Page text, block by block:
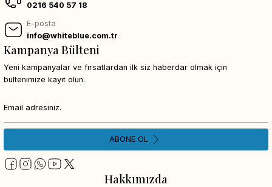
0216 540 57 18
E-posta
info@whiteblue.com.tr
Hakkımızda
Kampanya Bülteni
Yeni kampanyalar ve fırsatlardan ilk siz haberdar olmak için
bültenimize kayıt olun.
ABONE OL